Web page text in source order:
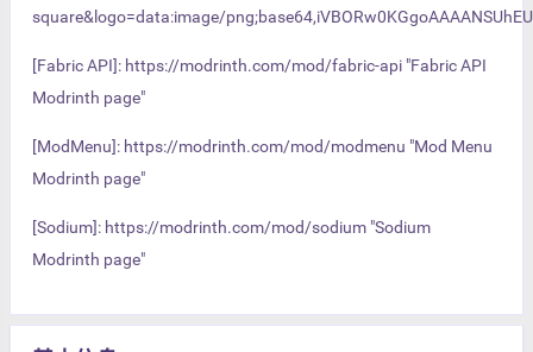
square&logo=data:image/
[Fabric API]: https://modrinth.com/mod/fabric-api "Fabric API
Modrinth page"
[ModMenu]: https://modrinth.com/mod/modmenu "Mod Menu
Modrinth page"
[Sodium]: https://modrinth.com/mod/sodium "Sodium
Modrinth page"